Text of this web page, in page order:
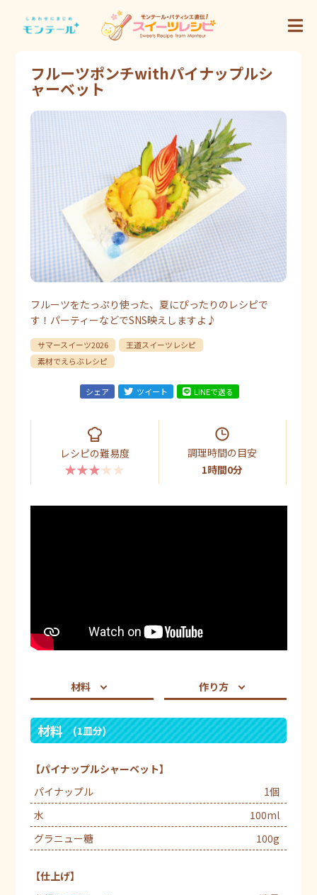
フルーツポンチwithパイナップルシ
ャーベット
フルーツをたっぷり使った、夏にぴったりのレシピで
す！パーティーなどでSNS映えしますよ♪
サマースイーツ2026
王道スイーツレシピ
素材でえらぶレシピ
シェア ツイート LINEで送る
レシピの難易度
★★★★★
調理時間の目安
1時間0分
材料 作り方
材料 (1皿分)
【パイナップルシャーベット】
パイナップル
1個
水
100ml
グラニュー糖
100g
【仕上げ】